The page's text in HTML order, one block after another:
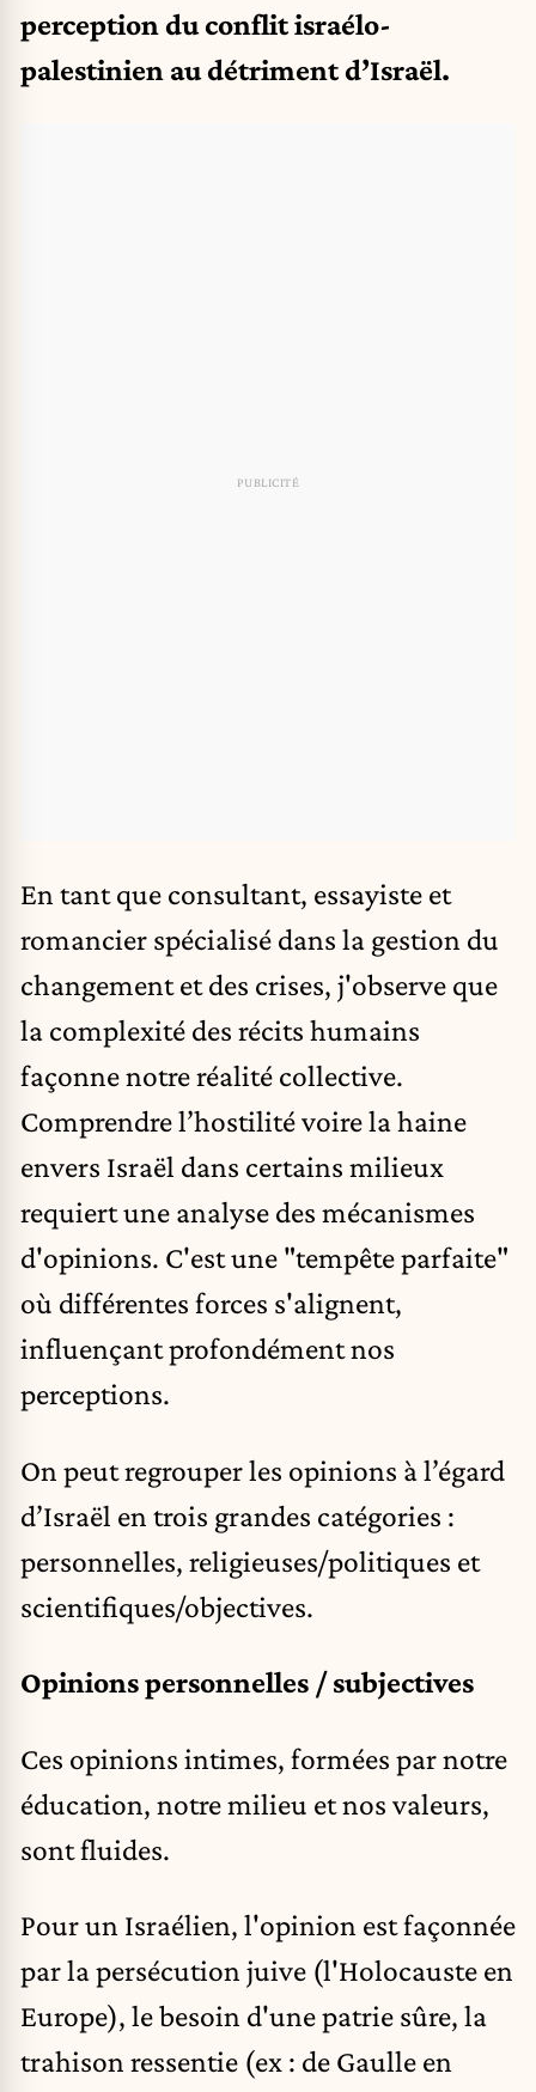
perception du conflit israélo-
palestinien au détriment d’Israël.
En tant que consultant, essayiste et
romancier spécialisé dans la gestion du
changement et des crises, j'observe que
la complexité des récits humains
façonne notre réalité collective.
Comprendre l’hostilité voire la haine
envers Israël dans certains milieux
requiert une analyse des mécanismes
d'opinions. C'est une "tempête parfaite"
où différentes forces s'alignent,
influençant profondément nos
perceptions.
On peut regrouper les opinions à l’égard
d’Israël en trois grandes catégories :
personnelles, religieuses/politiques et
scientifiques/objectives.
Opinions personnelles / subjectives
Ces opinions intimes, formées par notre
éducation, notre milieu et nos valeurs,
sont fluides.
Pour un Israélien, l'opinion est façonnée
par la persécution juive (l'Holocauste en
Europe), le besoin d'une patrie sûre, la
trahison ressentie (ex : de Gaulle en